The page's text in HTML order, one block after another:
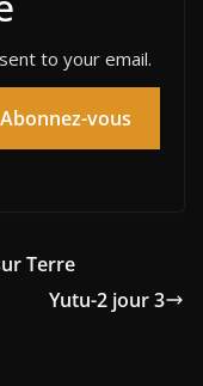
to your email.
Abonnez-vous
Terre
Yutu-2 jour 3